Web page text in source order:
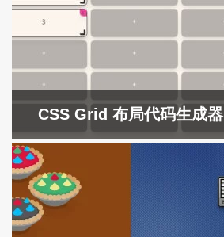
CSS Grid 布局代码生成器